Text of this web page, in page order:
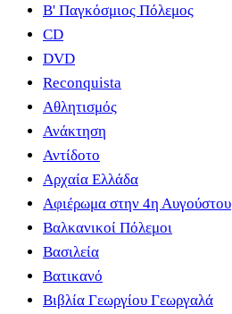
B' Παγκόσμιος Πόλεμος
CD
DVD
Reconquista
Αθλητισμός
Ανάκτηση
Αντίδοτο
Αρχαία Ελλάδα
Αφιέρωμα στην 4η Αυγούστου
Βαλκανικοί Πόλεμοι
Βασιλεία
Βατικανό
Βιβλία Γεωργίου Γεωργαλά